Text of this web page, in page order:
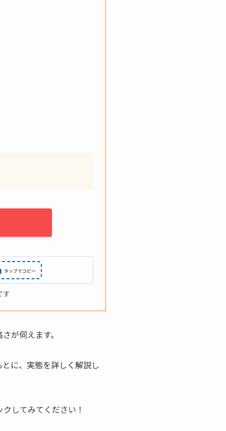
す
が伺えます。
とに、実態を詳しく解説し
してみてください！